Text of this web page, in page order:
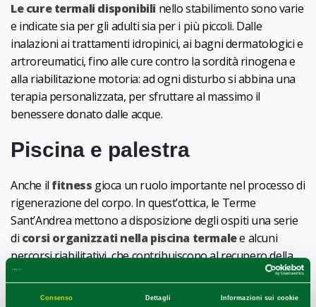
Consenso Dettagli Informazioni sui cookie
Le cure termali disponibili nello stabilimento sono varie
e indicate sia per gli adulti sia per i più piccoli. Dalle
inalazioni ai trattamenti idropinici, ai bagni dermatologici e
artroreumatici, fino alle cure contro la sordità rinogena e
alla riabilitazione motoria: ad ogni disturbo si abbina una
terapia personalizzata, per sfruttare al massimo il
benessere donato dalle acque.
Piscina e palestra
Anche il fitness gioca un ruolo importante nel processo di
rigenerazione del corpo. In quest’ottica, le Terme
Sant’Andrea mettono a disposizione degli ospiti una serie
di corsi organizzati nella piscina termalee alcuni
percorsi riabilitativi, che contribuiscono al recupero della
forma fisica.
Al centro si trova poi anche una
in cui sviluppare